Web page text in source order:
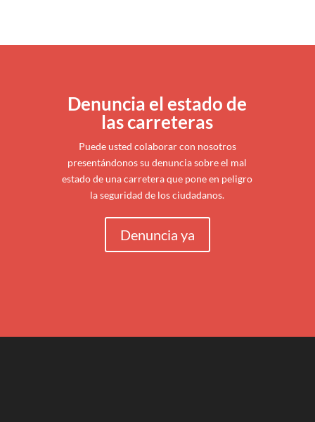
Denuncia el estado de
las carreteras
Puede usted colaborar con nosotros
presentándonos su denuncia sobre el mal
estado de una carretera que pone en peligro
la seguridad de los ciudadanos.
Denuncia ya